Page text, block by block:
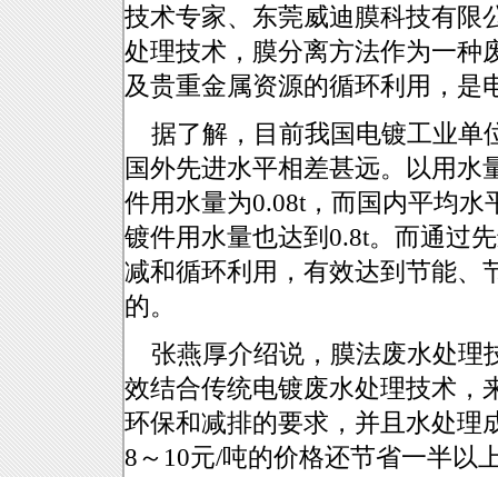
技术专家、东莞威迪膜科技有限
处理技术，膜分离方法作为一种
及贵重金属资源的循环利用，是
据了解，目前我国电镀工业单
国外先进水平相差甚远。以用水
件用水量为0.08t，而国内平均
镀件用水量也达到0.8t。而通过
减和循环利用，有效达到节能、
的。
张燕厚介绍说，膜法废水处理
效结合传统电镀废水处理技术，
环保和减排的要求，并且水处理
8～10元/吨的价格还节省一半以